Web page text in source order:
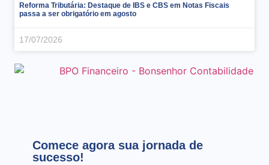
Reforma Tributária: Destaque de IBS e CBS em Notas Fiscais
passa a ser obrigatório em agosto
17/07/2026
Comece agora sua jornada de
sucesso!